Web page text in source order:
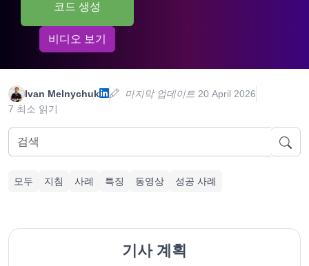
코드 생성
비디오 보기
Ivan Melnychuk 마지막 업데이트 20 April 2026
7 최소 읽기
모두 지침 사례 특징 동영상 성공 사례
기사 계획